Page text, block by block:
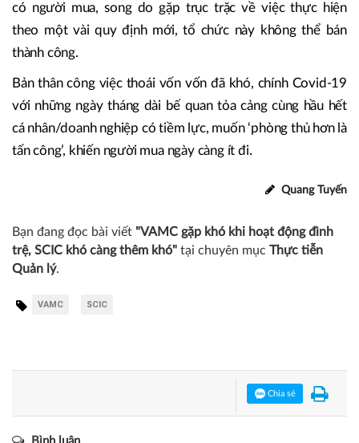
có người mua, song do gặp trục trặc về việc thực hiện
theo một vài quy định mới, tổ chức này không thể bán
thành công.
Bản thân công việc thoái vốn vốn đã khó, chính Covid-19
với những ngày tháng dài bế quan tỏa cảng cùng hầu hết
cá nhân/doanh nghiệp có tiềm lực, muốn ‘phòng thủ hơn là
tấn công’, khiến người mua ngày càng ít đi.
Quang Tuyến
Bạn đang đọc bài viết "VAMC gặp khó khi hoạt động đình
trệ, SCIC khó càng thêm khó" tại chuyên mục Thực tiễn
Quản lý.
VAMC SCIC
Chia sẻ